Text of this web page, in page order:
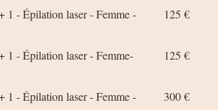
1 - Épilation laser - Femme -
125 €
1 - Épilation laser - Femme-
125 €
1 - Épilation laser - Femme -
300 €